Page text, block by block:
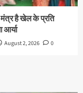
है खेल के प्रति
August 2, 2026 0